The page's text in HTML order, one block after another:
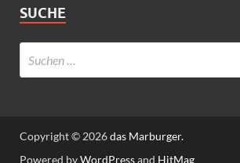
SUCHE
Copyright © 2026das Marburger.
Powered byWordPressand HitMag